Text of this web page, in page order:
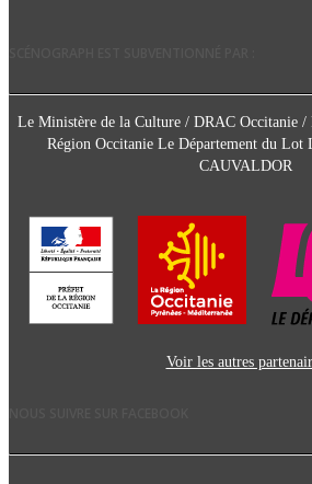
Le Ministère de la Culture / DRAC Occitanie /
Région Occitanie Le Département du Lot
CAUVALDOR
Voir les autres